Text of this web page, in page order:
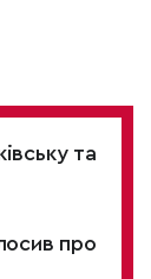
та
про